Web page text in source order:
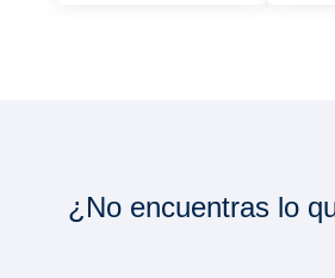
¿No encuentras lo